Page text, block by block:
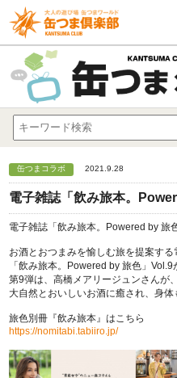
缶つまコラボ 2021.9.28
電子雑誌「飲み旅本。
電子雑誌「飲み旅本。Powered by 旅
お酒とおつまみを愉しむ旅を提案する
「飲み旅本。Powered by 旅色」Vol.9
第9弾は、高橋メアリージュンさんが
大自然とおいしいお酒に癒され、身体
旅色別冊『飲み旅本』はこちら
https://nomitabi.tabiiro.jp/